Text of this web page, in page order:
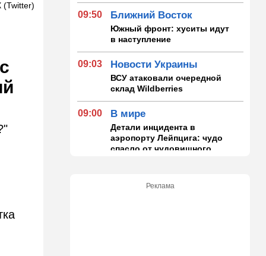
(Twitter)
09:50 Ближний Восток
Южный фронт: хуситы идут
в наступление
09:03 Новости Украины
ВСУ атаковали очередной
склад Wildberries
09:00 В мире
Детали инцидента в
аэропорту Лейпцига: чудо
спасло от чудовищного
Реклама